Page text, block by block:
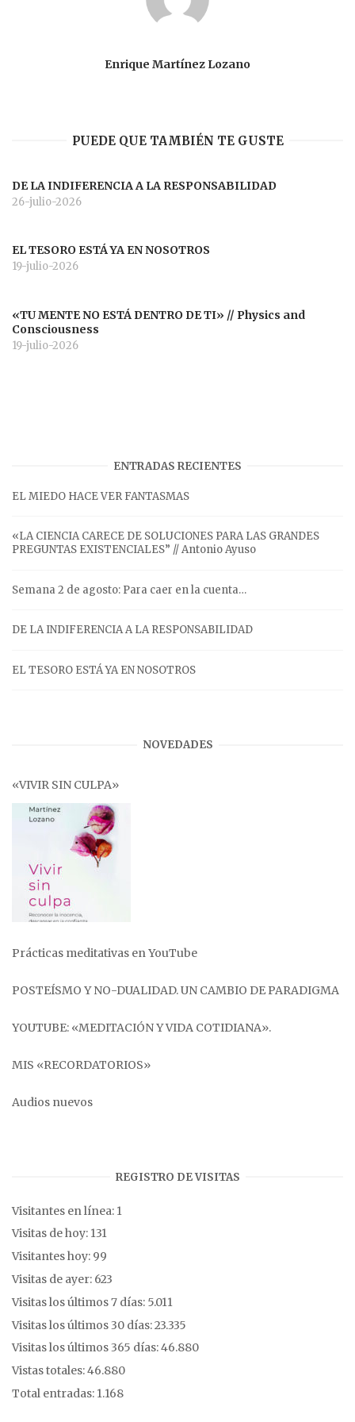
Enrique Martínez Lozano
PUEDE QUE TAMBIÉN TE GUSTE
DE LA INDIFERENCIA A LA RESPONSABILIDAD
26-julio-2026
EL TESORO ESTÁ YA EN NOSOTROS
19-julio-2026
«TU MENTE NO ESTÁ DENTRO DE TI» // Physics and
Consciousness
19-julio-2026
ENTRADAS RECIENTES
EL MIEDO HACE VER FANTASMAS
«LA CIENCIA CARECE DE SOLUCIONES PARA LAS GRANDES
PREGUNTAS EXISTENCIALES” // Antonio Ayuso
Semana 2 de agosto: Para caer en la cuenta…
DE LA INDIFERENCIA A LA RESPONSABILIDAD
EL TESORO ESTÁ YA EN NOSOTROS
NOVEDADES
«VIVIR SIN CULPA»
Prácticas meditativas en YouTube
POSTEÍSMO Y NO-DUALIDAD. UN CAMBIO DE PARADIGMA
YOUTUBE: «MEDITACIÓN Y VIDA COTIDIANA».
MIS «RECORDATORIOS»
Audios nuevos
REGISTRO DE VISITAS
Visitantes en línea: 1
Visitas de hoy: 131
Visitantes hoy: 99
Visitas de ayer: 623
Visitas los últimos 7 días: 5.011
Visitas los últimos 30 días:23.335
Visitas los últimos 365 días:46.880
Vistas totales:46.880
Total entradas: 1.168